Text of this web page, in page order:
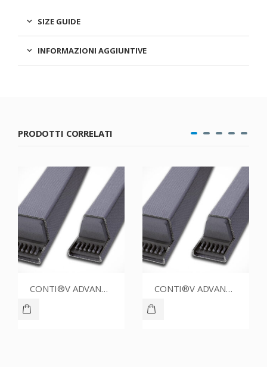
SIZE GUIDE
INFORMAZIONI AGGIUNTIVE
PRODOTTI CORRELATI
CONTI®V ADVANCE SPZ1500CR CONTI®V ADVANCE SPZ1662CR